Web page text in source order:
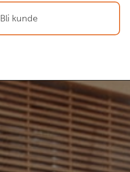
Bli kunde